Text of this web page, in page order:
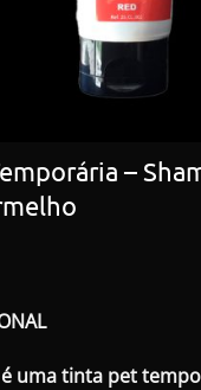
–
uma tinta pet